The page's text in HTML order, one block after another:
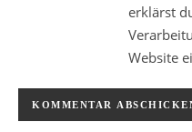
erklärst
Website